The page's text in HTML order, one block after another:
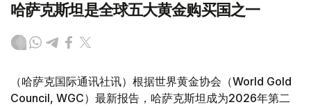
哈萨克斯坦是全球五大黄金购买国之一
（哈萨克国际通讯社讯）根据世界黄金协会（World Gold
Council, WGC）最新报告，哈萨克斯坦成为2026年第二